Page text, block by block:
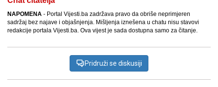
NAPOMENA - Portal Vijesti.ba zadržava pravo da obriše neprimjeren
sadržaj bez najave i objašnjenja. Mišljenja iznešena u chatu nisu stavovi
redakcije portala Vijesti.ba. Ova vijest je sada dostupna samo za čitanje.
Pridruži se diskusiji